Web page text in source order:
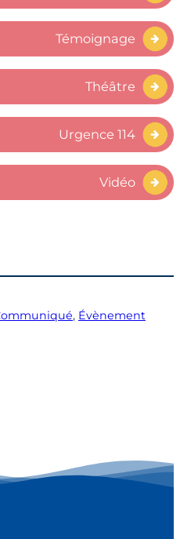
Témoignage
Théâtre
Urgence 114
Vidéo
, Évènement